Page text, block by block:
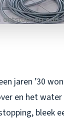
jaren ’30
en het
bleek